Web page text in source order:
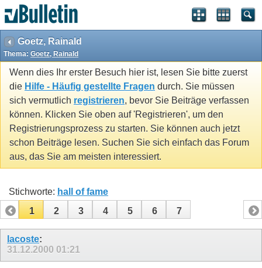
Goetz, Rainald
Thema: Goetz, Rainald
Wenn dies Ihr erster Besuch hier ist, lesen Sie bitte zuerst
die Hilfe - Häufig gestellte Fragen durch. Sie müssen
sich vermutlich registrieren, bevor Sie Beiträge verfassen
können. Klicken Sie oben auf 'Registrieren', um den
Registrierungsprozess zu starten. Sie können auch jetzt
schon Beiträge lesen. Suchen Sie sich einfach das Forum
aus, das Sie am meisten interessiert.
Stichworte: hall of fame
1
2 3 4 5 6 7
lacoste:
31.12.2000 01:21